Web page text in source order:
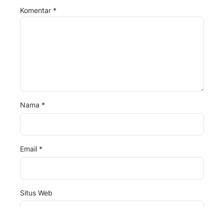
Komentar *
Nama *
Email *
Situs Web